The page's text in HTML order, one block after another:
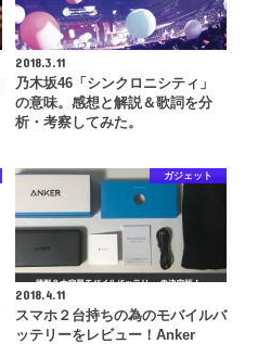
2018.3.11
乃木坂46「シンクロニシティ」
の意味。感想と解説＆歌詞を分
析・考察してみた。
ガジェット
2018.4.11
スマホ２台持ちの為のモバイルバ
ッテリーをレビュー！Anker